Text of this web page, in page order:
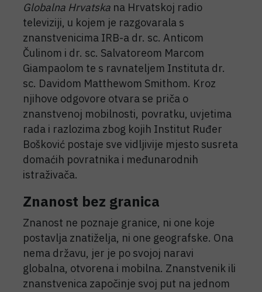
Globalna Hrvatska na Hrvatskoj radio
televiziji, u kojem je razgovarala s
znanstvenicima IRB-a dr. sc. Anticom
Čulinom i dr. sc. Salvatoreom Marcom
Giampaolom te s ravnateljem Instituta dr.
sc. Davidom Matthewom Smithom. Kroz
njihove odgovore otvara se priča o
znanstvenoj mobilnosti, povratku, uvjetima
rada i razlozima zbog kojih Institut Ruđer
Bošković postaje sve vidljivije mjesto susreta
domaćih povratnika i međunarodnih
istraživača.
Znanost bez granica
Znanost ne poznaje granice, ni one koje
postavlja znatiželja, ni one geografske. Ona
nema državu, jer je po svojoj naravi
globalna, otvorena i mobilna. Znanstvenik ili
znanstvenica započinje svoj put na jednom